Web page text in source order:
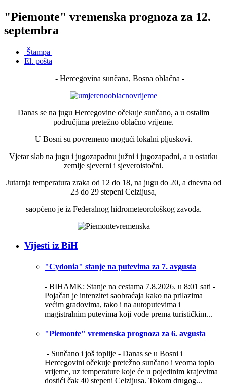
"Piemonte" vremenska prognoza za 12.
septembra
Štampa
El. pošta
- Hercegovina sunčana, Bosna oblačna -
Danas se na jugu Hercegovine očekuje sunčano, a u ostalim
područjima pretežno oblačno vrijeme.
U Bosni su povremeno mogući lokalni pljuskovi.
Vjetar slab na jugu i jugozapadnu južni i jugozapadni, a u ostatku
zemlje sjeverni i sjeveroistočni.
Jutarnja temperatura zraka od 12 do 18, na jugu do 20, a dnevna od
23 do 29 stepeni Celzijusa,
saopćeno je iz Federalnog hidrometeorološkog zavoda.
Vijesti iz BiH
"Cydonia" stanje na putevima za 7. avgusta
- BIHAMK: Stanje na cestama 7.8.2026. u 8:01 sati -
Pojačan je intenzitet saobraćaja kako na prilazima
većim gradovima, tako i na autoputevima i
magistralnim putevima koji vode prema turističkim...
"Piemonte" vremenska prognoza za 6. avgusta
- Sunčano i još toplije - Danas se u Bosni i
Hercegovini očekuje pretežno sunčano i veoma toplo
vrijeme, uz temperature koje će u pojedinim krajevima
dostići čak 40 stepeni Celzijusa. Tokom drugog...